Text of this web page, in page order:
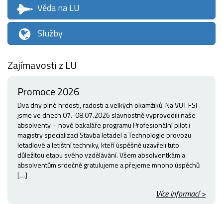
Věda na LU
Služby
Zajímavosti z LU
Promoce 2026
Dva dny plné hrdosti, radosti a velkých okamžiků. Na VUT FSI
jsme ve dnech 07.-08.07.2026 slavnostně vyprovodili naše
absolventy – nové bakaláře programu Profesionální pilot i
magistry specializací Stavba letadel a Technologie provozu
letadlové a letištní techniky, kteří úspěšně uzavřeli tuto
důležitou etapu svého vzdělávání. Všem absolventkám a
absolventům srdečně gratulujeme a přejeme mnoho úspěchů
[…]
Více informací >